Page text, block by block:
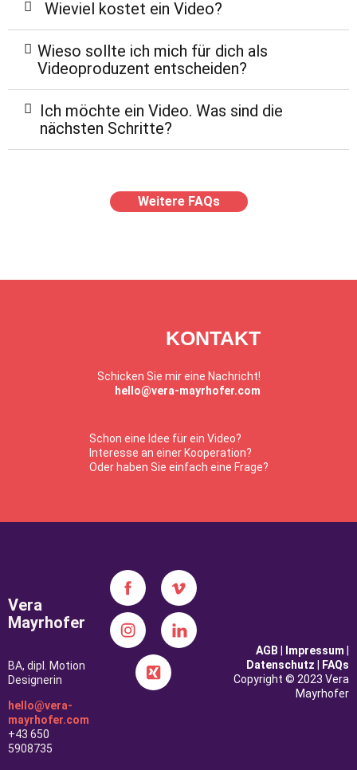
Wieviel kostet ein Video?
Wieso sollte ich mich für dich als
Videoproduzent entscheiden?
Ich möchte ein Video. Was sind die
nächsten Schritte?
Weitere FAQs
KONTAKT
Schicken Sie mir eine Nachricht!
hello@vera-mayrhofer.com
Schon eine Idee für ein Video?
Interesse an einer Kooperation?
Oder haben Sie einfach eine Frage?
Vera
Mayrhofer
BA, dipl. Motion
Designerin
hello@vera-
mayrhofer.com
+43 650
5908735
AGB Impressum
Datenschutz
FAQs
Copyright © 2023 Vera
Mayrhofer